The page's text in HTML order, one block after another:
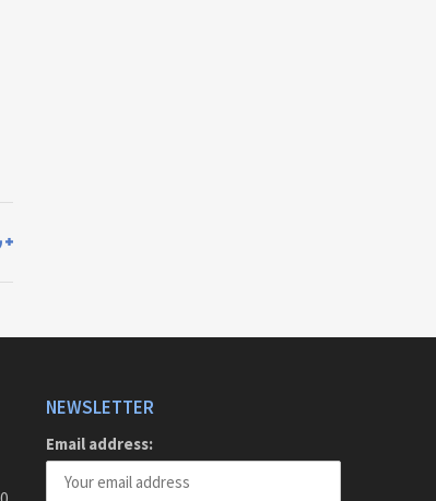
NEWSLETTER
Email address: